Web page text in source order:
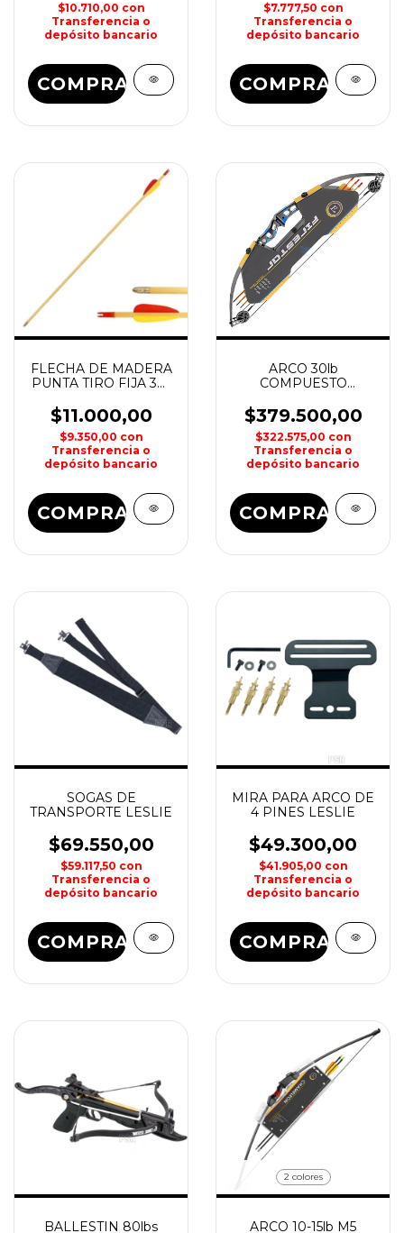
$10.710,00 con
Transferencia o
depósito bancario
$7.777,50 con
Transferencia o
depósito bancario
COMPRAR
FLECHA DE MADERA
PUNTA TIRO FIJA 30"
$11.000,00
$9.350,00 con
Transferencia o
depósito bancario
ARCO 30lb
COMPUESTO
$379.500,00
$322.575,00 con
Transferencia o
depósito bancario
COMPRAR
SOGAS DE
TRANSPORTE LESLIE
$69.550,00
$59.117,50 con
Transferencia o
depósito bancario
COMPRAR
MIRA PARA ARCO DE
4 PINES LESLIE
$49.300,00
$41.905,00 con
Transferencia o
depósito bancario
BALLESTIN 80lbs
2 colores
ARCO 10-15lb M5